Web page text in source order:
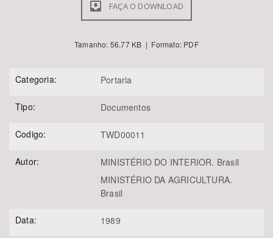
FAÇA O DOWNLOAD
Tamanho: 56.77 KB | Formato: PDF
Categoria: Portaria
Tipo: Documentos
Codigo: TWD00011
Autor:
MINISTÉRIO DO INTERIOR. Brasil
MINISTÉRIO DA AGRICULTURA.
Brasil
Data: 1989